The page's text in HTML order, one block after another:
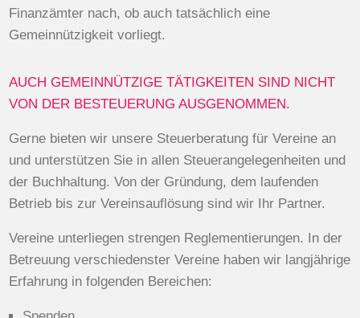
Finanzämter nach, ob auch tatsächlich eine
Gemeinnützigkeit vorliegt.
AUCH GEMEINNÜTZIGE TÄTIGKEITEN SIND NICHT
VON DER BESTEUERUNG AUSGENOMMEN.
Gerne bieten wir unsere Steuerberatung für Vereine an
und unterstützen Sie in allen Steuerangelegenheiten und
der Buchhaltung. Von der Gründung, dem laufenden
Betrieb bis zur Vereinsauflösung sind wir Ihr Partner.
Vereine unterliegen strengen Reglementierungen. In der
Betreuung verschiedenster Vereine haben wir langjährige
Erfahrung in folgenden Bereichen: